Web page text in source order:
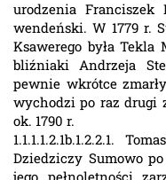
urodzenia Franciszek
wendeński. W 1779 r.
Ksawerego była Tekla
bliźniaki Andrzeja
pewnie wkrótce
wychodzi po raz drugi
ok. 1790 r.
1.1.1.1.2.1b.1.2.2.1.
Dziedziczy Sumowo
jego pełnoletności